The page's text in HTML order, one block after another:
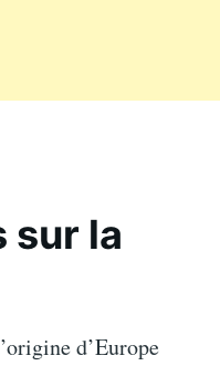
sur la
d’Europe